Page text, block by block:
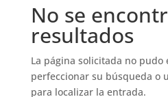
No se
resultados
La página solicitada no pudo
perfeccionar su búsqueda o
para localizar la entrada.